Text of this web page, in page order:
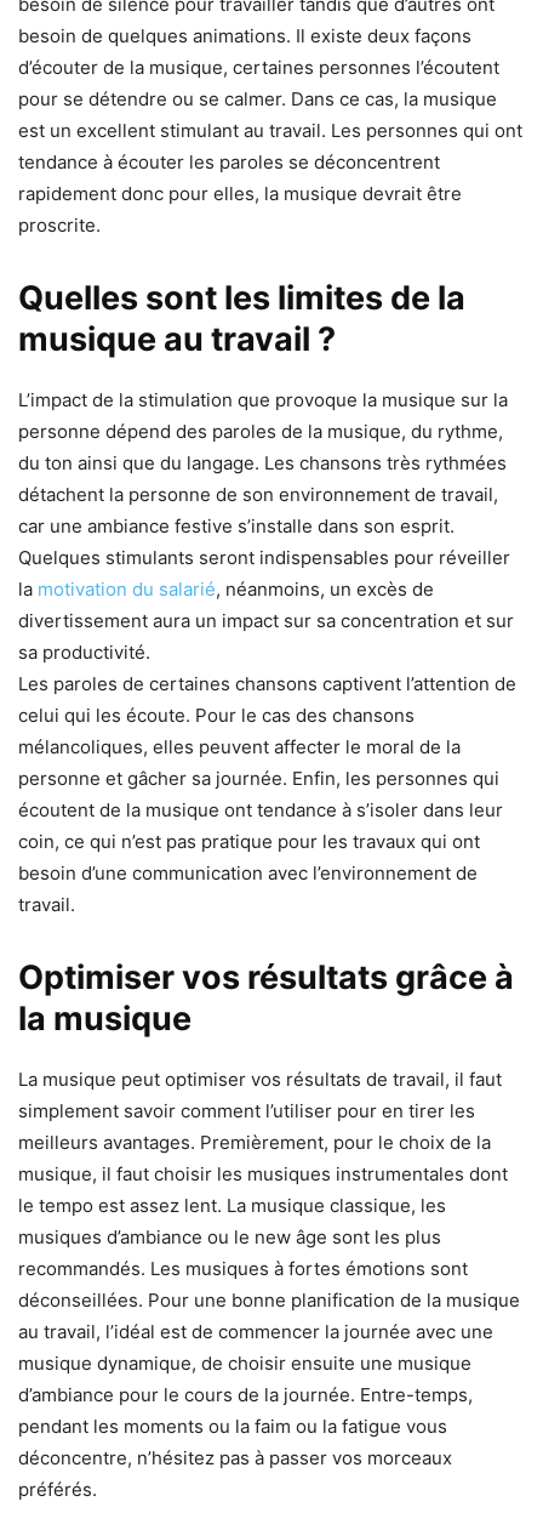
besoin de silence pour travailler tandis que d’autres ont
besoin de quelques animations. Il existe deux façons
d’écouter de la musique, certaines personnes l’écoutent
pour se détendre ou se calmer. Dans ce cas, la musique
est un excellent stimulant au travail. Les personnes qui ont
tendance à écouter les paroles se déconcentrent
rapidement donc pour elles, la musique devrait être
proscrite.
Quelles sont les limites de la
musique au travail ?
L’impact de la stimulation que provoque la musique sur la
personne dépend des paroles de la musique, du rythme,
du ton ainsi que du langage. Les chansons très rythmées
détachent la personne de son environnement de travail,
car une ambiance festive s’installe dans son esprit.
Quelques stimulants seront indispensables pour réveiller
la motivation du salarié, néanmoins, un excès de
divertissement aura un impact sur sa concentration et sur
sa productivité.
Les paroles de certaines chansons captivent l’attention de
celui qui les écoute. Pour le cas des chansons
mélancoliques, elles peuvent affecter le moral de la
personne et gâcher sa journée. Enfin, les personnes qui
écoutent de la musique ont tendance à s’isoler dans leur
coin, ce qui n’est pas pratique pour les travaux qui ont
besoin d’une communication avec l’environnement de
travail.
Optimiser vos résultats grâce à
la musique
La musique peut optimiser vos résultats de travail, il faut
simplement savoir comment l’utiliser pour en tirer les
meilleurs avantages. Premièrement, pour le choix de la
musique, il faut choisir les musiques instrumentales dont
le tempo est assez lent. La musique classique, les
musiques d’ambiance ou le new âge sont les plus
recommandés. Les musiques à fortes émotions sont
déconseillées. Pour une bonne planification de la musique
au travail, l’idéal est de commencer la journée avec une
musique dynamique, de choisir ensuite une musique
d’ambiance pour le cours de la journée. Entre-temps,
pendant les moments ou la faim ou la fatigue vous
déconcentre, n’hésitez pas à passer vos morceaux
préférés.